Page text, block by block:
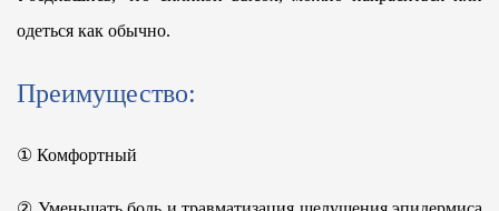
одеться как обычно.
Преимущество:
① Комфортный